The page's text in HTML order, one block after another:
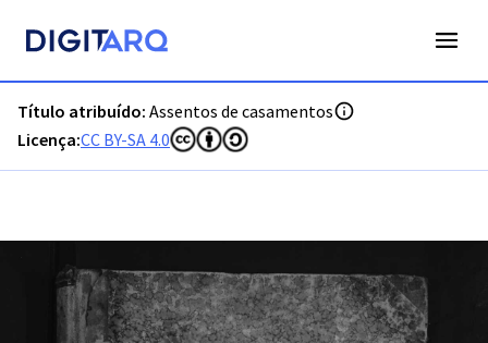
Título atribuído: Assentos de casamentos
Licença:CC BY-SA 4.0